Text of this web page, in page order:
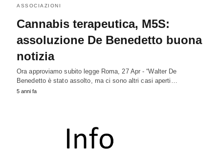
ASSOCIAZIONI
Cannabis terapeutica, M5S:
assoluzione De Benedetto buona
notizia
Ora approviamo subito legge Roma, 27 Apr - “Walter De
Benedetto è stato assolto, ma ci sono altri casi aperti…
5 anni fa